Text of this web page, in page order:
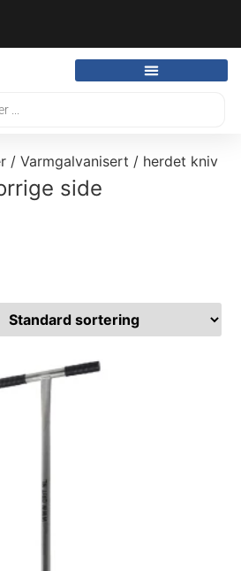
/ Varmgalvanisert / herdet kniv
side